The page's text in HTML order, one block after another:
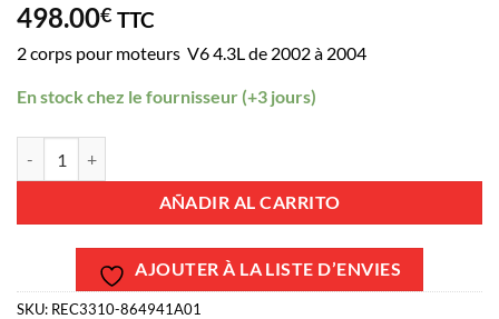
498.00€ TTC
2 corps pour moteurs V6 4.3L de 2002 à 2004
En stock chez le fournisseur (+3 jours)
AÑADIR AL CARRITO
AJOUTER À LA LISTE D’ENVIES
SKU: REC3310-864941A01